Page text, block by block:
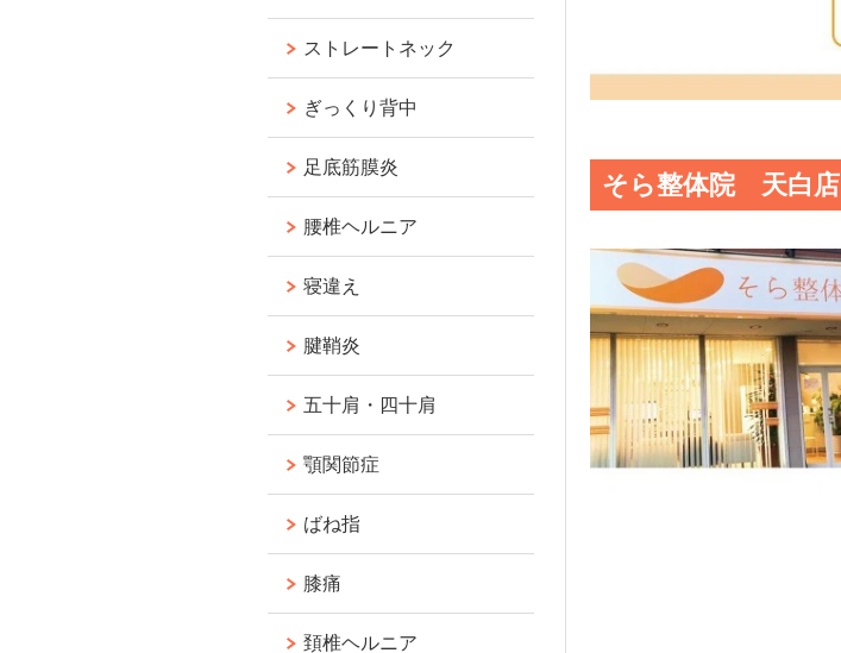
そら整体院 天白店
ストレートネック
ぎっくり背中
足底筋膜炎
腰椎ヘルニア
寝違え
腱鞘炎
五十肩・四十肩
顎関節症
ばね指
膝痛
頚椎ヘルニア